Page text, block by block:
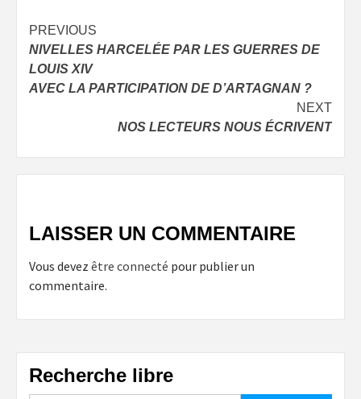
Post
navigation
PREVIOUS
NIVELLES HARCELÉE PAR LES GUERRES DE
LOUIS XIV
AVEC LA PARTICIPATION DE D’ARTAGNAN ?
NEXT
NOS LECTEURS NOUS ÉCRIVENT
LAISSER UN COMMENTAIRE
Vous devez être connecté pour publier un
commentaire.
Recherche libre